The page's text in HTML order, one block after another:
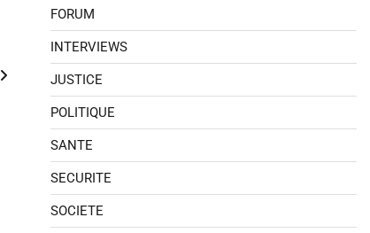
FORUM
INTERVIEWS
JUSTICE
POLITIQUE
SANTE
SECURITE
SOCIETE